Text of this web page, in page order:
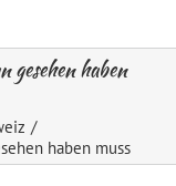
gesehen haben
haben muss